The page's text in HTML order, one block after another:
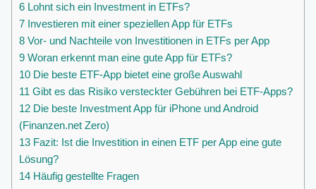
6 Lohnt sich ein Investment in ETFs?
7 Investieren mit einer speziellen App für ETFs
8 Vor- und Nachteile von Investitionen in ETFs per App
9 Woran erkennt man eine gute App für ETFs?
10 Die beste ETF-App bietet eine große Auswahl
11 Gibt es das Risiko versteckter Gebühren bei ETF-Apps?
12 Die beste Investment App für iPhone und Android
(Finanzen.net Zero)
13 Fazit: Ist die Investition in einen ETF per App eine gute
Lösung?
14 Häufig gestellte Fragen